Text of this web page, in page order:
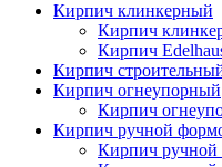
Кирпич клинкерный
Кирпич
Кирпич
Кирпич
Кирпич огнеупорный
Кирпич
Кирпич ручной
Кирпич ручной